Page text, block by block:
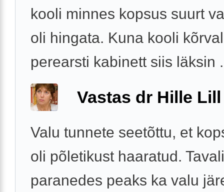
kooli minnes kopsus suurt
oli hingata. Kuna kooli
perearsti kabinett siis läksin
Vastas dr Hille Lill
Valu tunnete seetõttu, et
oli põletikust haaratud.
paranedes peaks ka valu